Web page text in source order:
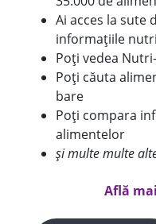
Ai acces la sute
informațiile
Poți vedea
Poți căuta
bare
Poți compara
alimentelor
și multe multe
Află